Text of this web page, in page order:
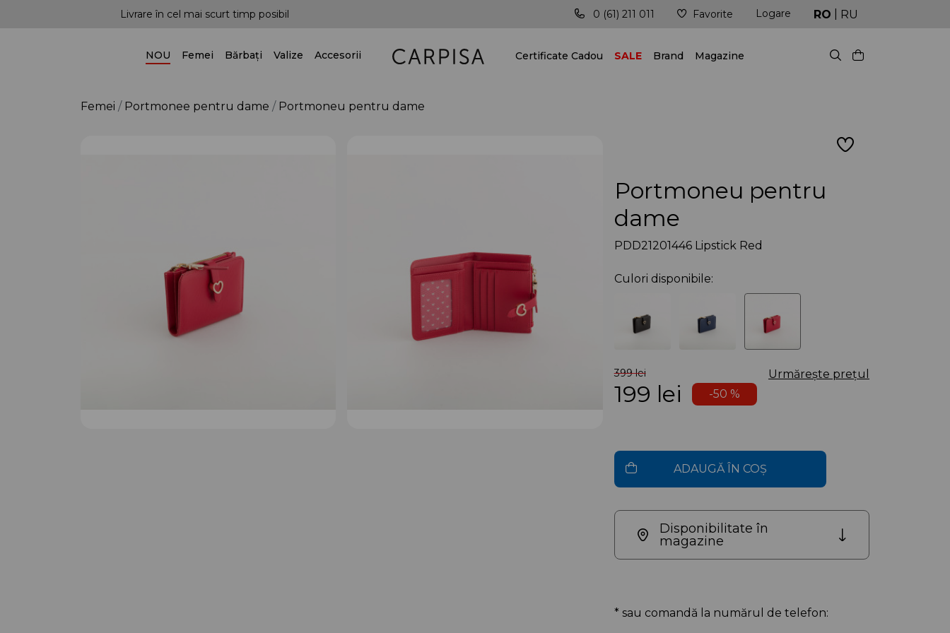
Posibilitatea livrării în toată țara! Vei fi mereu în pas cu ultimele tendințe! Livrare în cel mai scurt timp posibil
0 (61) 211 011 Favorite Logare RO RU
NOU Femei Bărbați Valize Accesorii Certificate Cadou SALE Brand Magazine
Femei Portmonee pentru dame Portmoneu pentru dame
Portmoneu pentru
dame
PDD21201446 Lipstick Red
Culori disponibile:
399 lei Urmărește prețul
199 lei -50 %
ADAUGĂ ÎN COȘ
Disponibilitate în
magazine
* sau comandă la numărul de telefon: